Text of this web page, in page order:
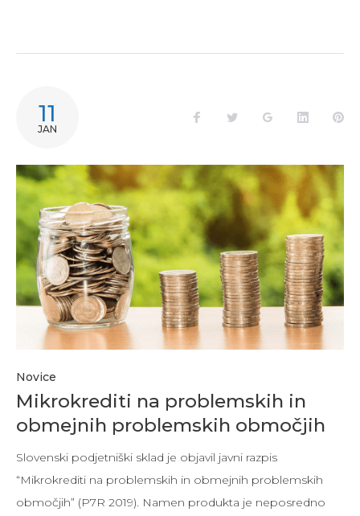
11
JAN
FacebookTwitter Google+LinkedIn
Novice
Mikrokrediti na problemskih in
obmejnih problemskih območjih
Slovenski podjetniški sklad je objavil javni razpis
“Mikrokrediti na problemskih in obmejnih problemskih
območjih” (P7R 2019). Namen produkta je neposredno